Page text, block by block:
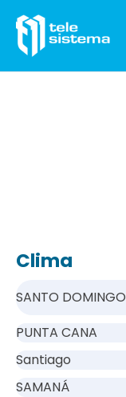
Clima
SANTO DOMINGO
PUNTA CANA
Santiago
SAMANÁ